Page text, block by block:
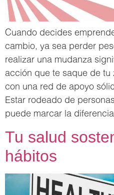
Cuando decides
cambio, ya sea perder
realizar una mudanza
acción que te saque de
con una red de apoyo
Estar rodeado de
puede marcar la
Tu salud
hábitos